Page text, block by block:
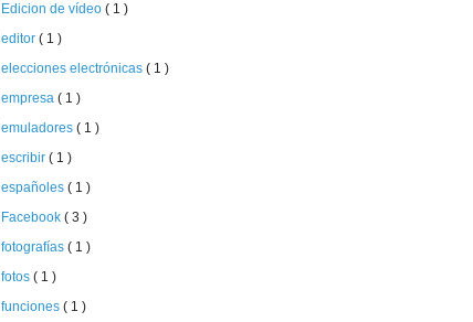
Edicion de vídeo ( 1 )
editor ( 1 )
elecciones electrónicas ( 1 )
empresa ( 1 )
emuladores ( 1 )
escribir ( 1 )
españoles ( 1 )
Facebook ( 3 )
fotografías ( 1 )
fotos ( 1 )
funciones ( 1 )